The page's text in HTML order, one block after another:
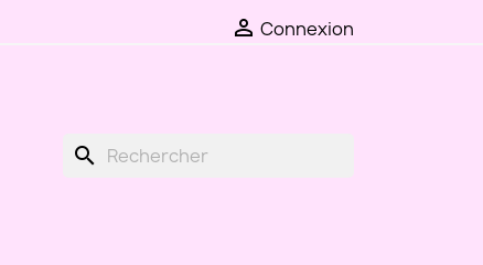
 Connexion
search